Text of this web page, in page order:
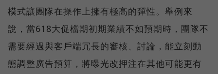
模式讓團隊在操作上擁有極高的彈性。舉例來
說，當618大促檔期初期業績不如預期時，團隊不
需要經過與客戶端冗長的審核、討論，能立刻動
態調整廣告預算，將曝光改押注在其他可能更有